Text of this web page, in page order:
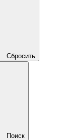
Сбросить
Поиск